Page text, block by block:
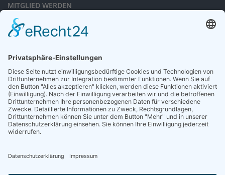
MITGLIED WERDEN
Sieben gute Gründe
für Ihre Mitgliedschaft
NEWSLETTER
Neuigkeiten rund um die Geriatrie und die DGG – regelmäßig in Ihrem
Postfach.